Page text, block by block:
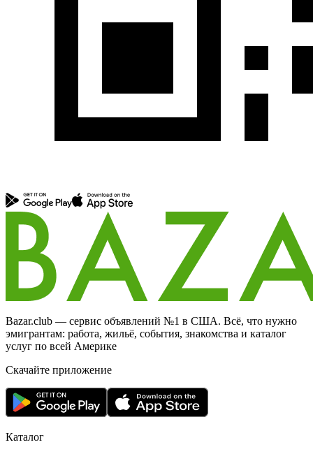
Bazar.club — сервис объявлений №1 в США. Всё, что нужно
эмигрантам: работа, жильё, события, знакомства и каталог
услуг по всей Америке
Скачайте приложение
Каталог